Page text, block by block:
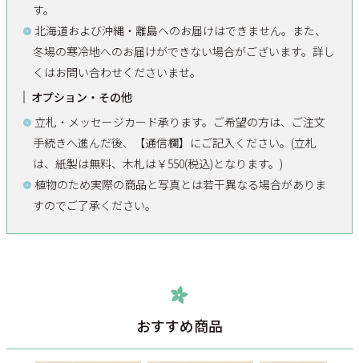
す。
北海道および沖縄・離島へのお届けはできません。また、
冬場の寒冷地へのお届けができない場合がございます。詳し
くはお問い合わせくださいませ。
オプション・その他
立札・メッセージカード承ります。ご希望の方は、ご注文
手続きへ進んだ後、【通信欄】にご記入ください。(立札
は、紙製は無料、木札は￥550(税込)となります。)
植物のため実際の商品と写真とは若干異なる場合がありま
すのでご了承ください。
おすすめ商品